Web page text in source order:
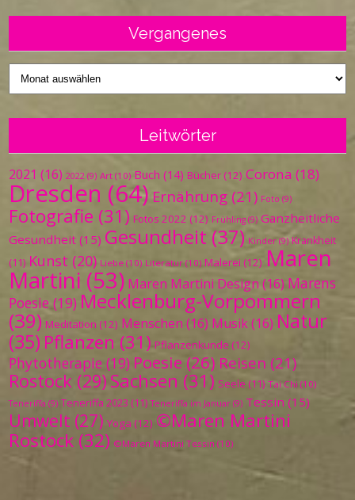
Vergangenes
Vergangenes
Leitwörter
2021 (16) 2022 (9) Art (10) Buch (14) Bücher (12) Corona (18)
Dresden (64) Ernährung (21) Foto (9)
Fotografie (31) Fotos 2022 (12) Frühling (9) Ganzheitliche
Gesundheit (15) Gesundheit (37) Kinder (9) Krankheit
(11) Kunst (20) Liebe (10) Literatur (10) Malerei (12) Maren
Martini (53) Maren Martini Design (16) Marens
Poesie (19) Mecklenburg-Vorpommern
(39) Meditation (12) Menschen (16) Musik(16) Natur
(35) Pflanzen (31) Pflanzenkunde (12)
Phytotherapie (19) Poesie (26) Reisen (21)
Rostock (29) Sachsen (31) Seele (11) Tai Chi (10)
Teneriffa (9) Teneriffa 2023 (11) Teneriffa im Januar (9) Tessin (15)
Umwelt (27) Yoga (12) ©Maren Martini
Rostock (32) ©Maren Martini Tessin (10)